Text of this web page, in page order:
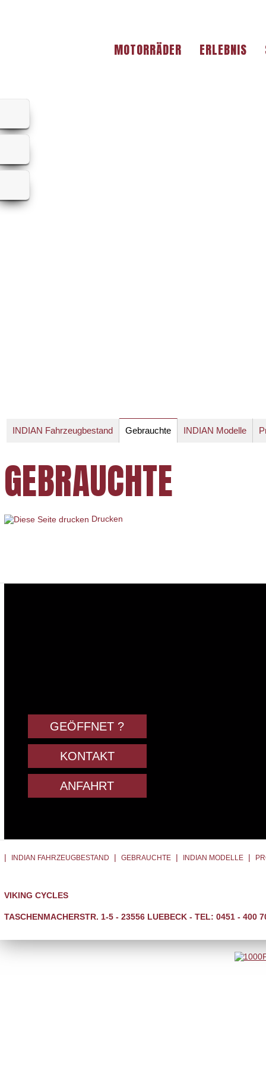
MOTORRÄDER ERLEBNIS
INDIAN Fahrzeugbestand Gebrauchte INDIAN Modelle
GEBRAUCHTE
Drucken
GEÖFFNET ?
KONTAKT
ANFAHRT
| INDIAN FAHRZEUGBESTAND | GEBRAUCHTE | INDIAN MODELLE |
VIKING CYCLES
TASCHENMACHERSTR. 1-5 - 23556 LUEBECK - TEL: 0451 - 400